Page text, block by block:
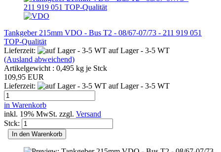
Tankgeber 215mm VDO - Bus T2 - 08/67-07/73 - 211 919 051
TOP-Qualität
Lieferzeit:
auf Lager - 3-5 WT
(Ausland abweichend)
Artikelgewicht : 0,495 kg je Stck
109,95 EUR
Lieferzeit:
auf Lager - 3-5 WT
in Warenkorb
inkl. 19% MwSt. zzgl. Versand
Stck:
In den Warenkorb